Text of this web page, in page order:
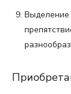
Выделение